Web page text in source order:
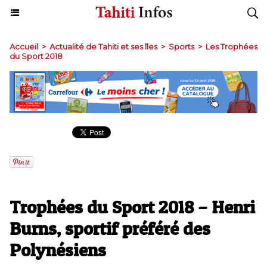
Accueil > Actualité de Tahiti et ses îles > Sports > Les Trophées
du Sport 2018
Trophées du Sport 2018 – Henri
Burns, sportif préféré des
Polynésiens